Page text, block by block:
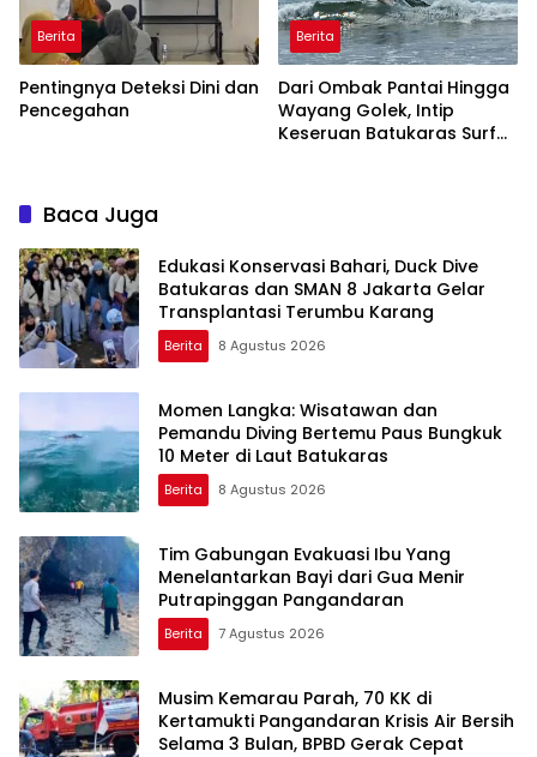
Berita
Pentingnya Deteksi Dini dan
Pencegahan
Berita
Dari Ombak Pantai Hingga
Wayang Golek, Intip
Keseruan Batukaras Surf
Baca Juga
Edukasi Konservasi Bahari, Duck Dive
Batukaras dan SMAN 8 Jakarta Gelar
Transplantasi Terumbu Karang
Berita 8 Agustus 2026
Momen Langka: Wisatawan dan
Pemandu Diving Bertemu Paus Bungkuk
10 Meter di Laut Batukaras
Berita 8 Agustus 2026
Tim Gabungan Evakuasi Ibu Yang
Menelantarkan Bayi dari Gua Menir
Putrapinggan Pangandaran
Berita 7 Agustus 2026
Musim Kemarau Parah, 70 KK di
Kertamukti Pangandaran Krisis Air Bersih
Selama 3 Bulan, BPBD Gerak Cepat